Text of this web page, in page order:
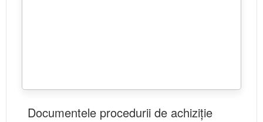
Documentele procedurii de achiziție